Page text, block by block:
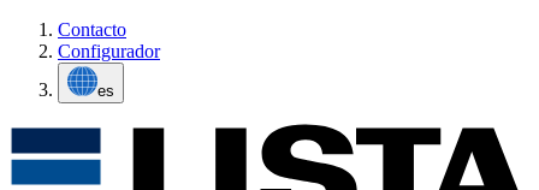
Contacto
Configurador
es